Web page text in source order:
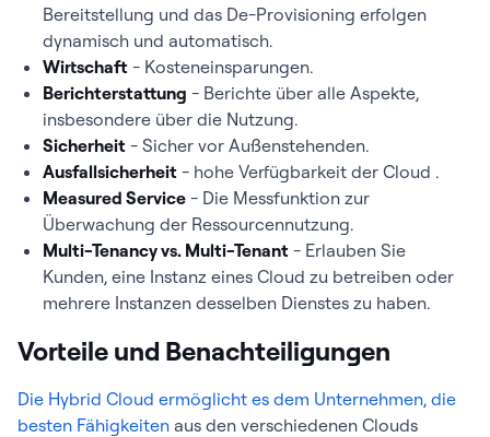
Bereitstellung und das De-Provisioning erfolgen
dynamisch und automatisch.
Wirtschaft - Kosteneinsparungen.
Berichterstattung - Berichte über alle Aspekte,
insbesondere über die Nutzung.
Sicherheit - Sicher vor Außenstehenden.
Ausfallsicherheit - hohe Verfügbarkeit der Cloud .
Measured Service - Die Messfunktion zur
Überwachung der Ressourcennutzung.
Multi-Tenancy vs. Multi-Tenant - Erlauben Sie
Kunden, eine Instanz eines Cloud zu betreiben oder
mehrere Instanzen desselben Dienstes zu haben.
Vorteile und Benachteiligungen
Die Hybrid Cloud ermöglicht es dem Unternehmen, die
besten Fähigkeiten aus den verschiedenen Clouds